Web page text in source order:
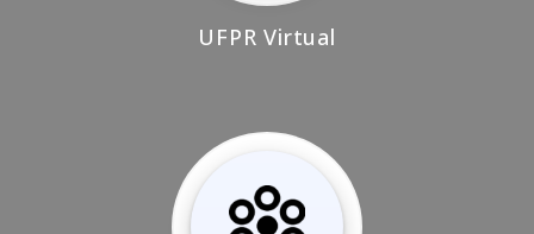
UFPR Virtual